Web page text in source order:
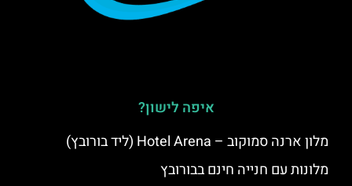
איפה לישון?
מלון ארנה סמוקוב – Hotel Arena (ליד בורובץ)
מלונות עם חנייה חינם בבורובץ